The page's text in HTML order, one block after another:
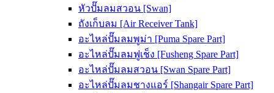
หัวปั๊มลมสวอน [Swan]
ถังเก็บลม [Air Receiver Tank]
อะไหล่ปั๊มลมพูม่า [Puma Spare Part]
อะไหล่ปั๊มลมฟูเช็ง [Fusheng Spare Part]
อะไหล่ปั๊มลมสวอน [Swan Spare Part]
อะไหล่ปั๊มลมชางแอร์ [Shangair Spare Part]